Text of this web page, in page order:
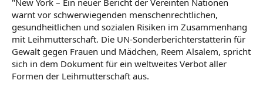
"New York – Ein neuer Bericht der Vereinten Nationen
warnt vor schwerwiegenden menschenrechtlichen,
gesundheitlichen und sozialen Risiken im Zusammenhang
mit Leihmutterschaft. Die UN-Sonderberichterstatterin für
Gewalt gegen Frauen und Mädchen, Reem Alsalem, spricht
sich in dem Dokument für ein weltweites Verbot aller
Formen der Leihmutterschaft aus.